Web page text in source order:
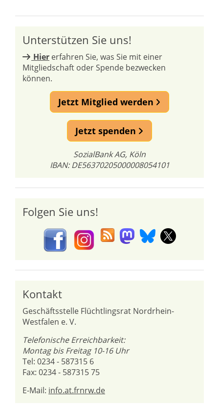
Unterstützen Sie uns!
Hier erfahren Sie, was Sie mit einer
Mitgliedschaft oder Spende bezwecken
können.
Jetzt Mitglied werden
Jetzt spenden
SozialBank AG, Köln
IBAN: DE56370205000008054101
Folgen Sie uns!
Kontakt
Geschäftsstelle Flüchtlingsrat Nordrhein-
Westfalen e. V.
Telefonische Erreichbarkeit:
Montag bis Freitag 10-16 Uhr
Tel: 0234 - 587315 6
Fax: 0234 - 587315 75
E-Mail: info.at.frnrw.de